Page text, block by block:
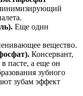
Еще один
вещество.
Консервант,
пасте, а еще он
зубного
зубам эффект